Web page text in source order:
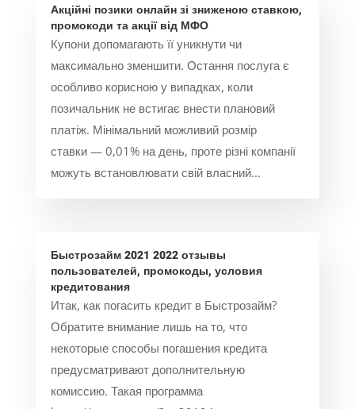
Акційні позики онлайн зі зниженою ставкою,
промокоди та акції від МФО
Купони допомагають її уникнути чи
максимально зменшити. Остання послуга є
особливо корисною у випадках, коли
позичальник не встигає внести плановий
платіж. Мінімальний можливий розмір
ставки — 0,01% на день, проте різні компанії
можуть встановлювати свій власний...
Быстрозайм 2021 2022 отзывы
пользователей, промокоды, условия
кредитования
Итак, как погасить кредит в Быстрозайм?
Обратите внимание лишь на то, что
некоторые способы погашения кредита
предусматривают дополнительную
комиссию. Такая программа